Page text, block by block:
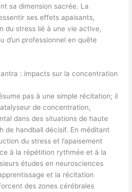
sa dimension sacrée. La
ses effets apaisants,
du stress lié à une vie active,
d’un professionnel en quête
: impacts sur la concentration
pas à une simple récitation; il
de concentration,
dans des situations de haute
de handball décisif. En méditant
du stress et l’apaisement
à la répétition rythmée et à la
études en neurosciences
et la récitation
des zones cérébrales